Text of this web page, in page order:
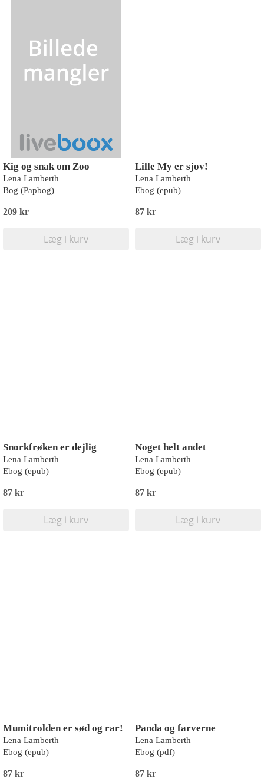
Kig og snak om Zoo
Lena Lamberth
Bog (Papbog)
209 kr
Læg i kurv
Lille My er sjov!
Lena Lamberth
Ebog (epub)
87 kr
Læg i kurv
Snorkfrøken er dejlig
Lena Lamberth
Ebog (epub)
87 kr
Læg i kurv
Noget helt andet
Lena Lamberth
Ebog (epub)
87 kr
Læg i kurv
Mumitrolden er sød og rar!
Lena Lamberth
Ebog (epub)
87 kr
Panda og farverne
Lena Lamberth
Ebog (pdf)
87 kr